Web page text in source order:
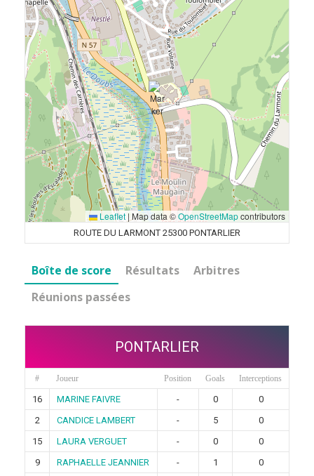
Leaflet | Map data ©OpenStreetMapcontributors
ROUTE DU LARMONT 25300 PONTARLIER
Boîte de score Résultats
Arbitres
Réunions passées
PONTARLIER
# Joueur Position Goals Interceptions
16 MARINE FAIVRE - 0
0
2
CANDICE LAMBERT - 5
0
15
LAURA VERGUET - 0
0
9
RAPHAELLE JEANNIER - 1
0